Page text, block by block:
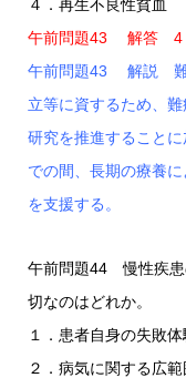
４．再生不良性貧血
午前問題43 解答 4
午前問題43 解説 難
立等に資するため、
研究を推進すること
での間、長期の療養
を支援する。
午前問題44 慢性疾患
切なのはどれか。
１．患者自身の失敗
２．病気に関する広